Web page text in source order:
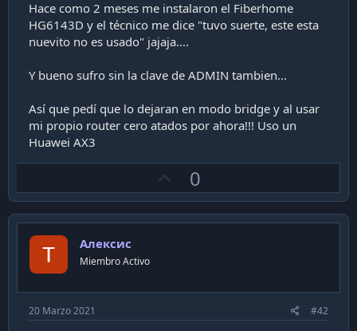
Hace como 2 meses me instalaron el Fiberhome
HG6143D y el técnico me dice "tuvo suerte, este esta
nuevito no es usado" jajaja....
Y bueno sufro sin la clave de ADMIN tambien...
Así que pedí que lo dejaran en modo bridge y al usar
mi propio router cero atados por ahora!!! Uso un
Huawei AX3
p
v
0
Алексис
Miembro Activo
20 Marzo 2021 #42